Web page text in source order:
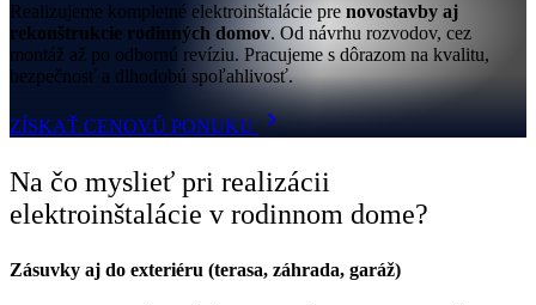
Realizujeme kompletné elektroinštalácie pre novostavby aj
rekonštrukcie rodinných domov. Od návrhu rozvodov, cez
montáž až po odbornú revíziu. Pracujeme s dôrazom na kvalitu,
bezpečnosť a dlhodobú spoľahlivosť.
ZÍSKAŤ CENOVÚ PONUKU
Na čo myslieť pri realizácii
elektroinštalácie v rodinnom dome?
Zásuvky aj do exteriéru (terasa, záhrada, garáž)